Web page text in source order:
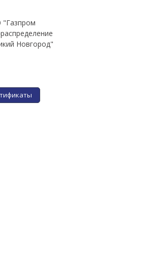
Новгород"